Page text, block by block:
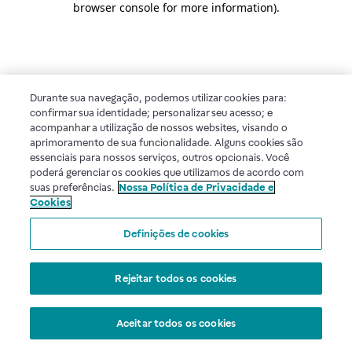
browser console for more information).
Durante sua navegação, podemos utilizar cookies para:
confirmar sua identidade; personalizar seu acesso; e
acompanhar a utilização de nossos websites, visando o
aprimoramento de sua funcionalidade. Alguns cookies são
essenciais para nossos serviços, outros opcionais. Você
poderá gerenciar os cookies que utilizamos de acordo com
suas preferências. Nossa Política de Privacidade e
Cookies
Definições de cookies
Rejeitar todos os cookies
Aceitar todos os cookies